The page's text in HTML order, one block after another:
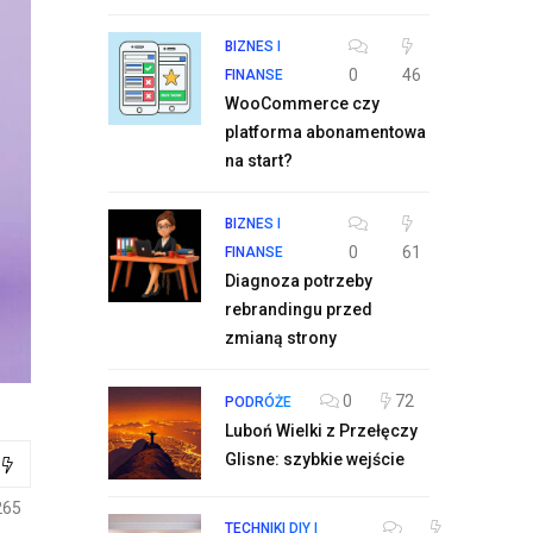
BIZNES I
FINANSE
0
46
WooCommerce czy
platforma abonamentowa
na start?
BIZNES I
FINANSE
0
61
Diagnoza potrzeby
rebrandingu przed
zmianą strony
PODRÓŻE 0
72
Luboń Wielki z Przełęczy
Glisne: szybkie wejście
TECHNIKI DIY I